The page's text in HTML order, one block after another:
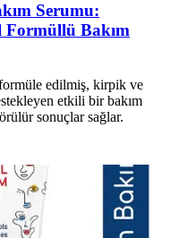
Serumu:
Formüllü Bakım
edilmiş, kirpik ve
etkili bir bakım
sonuçlar sağlar.